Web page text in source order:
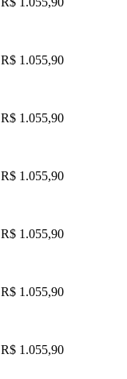
R$ 1.055,90
R$ 1.055,90
R$ 1.055,90
R$ 1.055,90
R$ 1.055,90
R$ 1.055,90